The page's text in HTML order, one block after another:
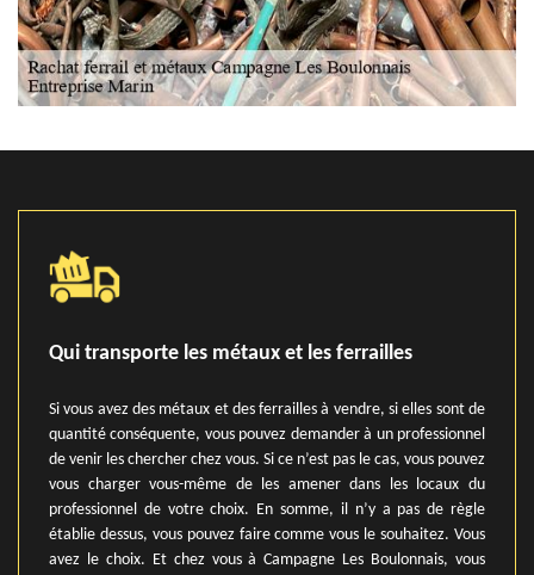
Qui transporte les métaux et les ferrailles
Si vous avez des métaux et des ferrailles à vendre, si elles sont de
quantité conséquente, vous pouvez demander à un professionnel
de venir les chercher chez vous. Si ce n’est pas le cas, vous pouvez
vous charger vous-même de les amener dans les locaux du
professionnel de votre choix. En somme, il n’y a pas de règle
établie dessus, vous pouvez faire comme vous le souhaitez. Vous
avez le choix. Et chez vous à Campagne Les Boulonnais, vous